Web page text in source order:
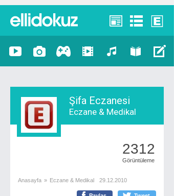
Şifa Eczanesi
Eczane & Medikal
2312
Görüntüleme
Anasayfa » Eczane & Medikal 29.12.2010